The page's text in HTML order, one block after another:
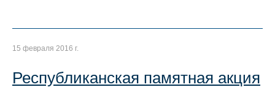
15 февраля 2016 г.
Республиканская памятная акция